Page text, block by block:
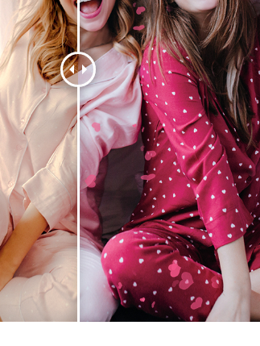
fototöötlus Ehete fotode redigeerimine